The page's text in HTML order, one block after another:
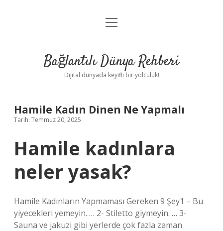
Anasayfa
Yasal Uyarı
menüyü
Bağlantılı Dünya Rehberi
Dijital dünyada keyifli bir yolculuk!
Hamile Kadın Dinen Ne Yapmalı
Tarih: Temmuz 20, 2025
Hamile kadınlara
neler yasak?
Hamile Kadınların Yapmaması Gereken 9 Şey1 – Bu
yiyecekleri yemeyin. … 2- Stiletto giymeyin. … 3-
Sauna ve jakuzi gibi yerlerde çok fazla zaman